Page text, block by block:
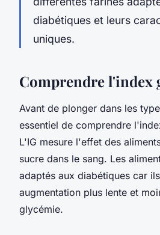
diabétiques et leurs
uniques.
Comprendre l'index
Avant de plonger dans les
essentiel de comprendre
L'IG mesure l'effet des
sucre dans le sang. Les
adaptés aux diabétiques car
augmentation plus lente et
glycémie.